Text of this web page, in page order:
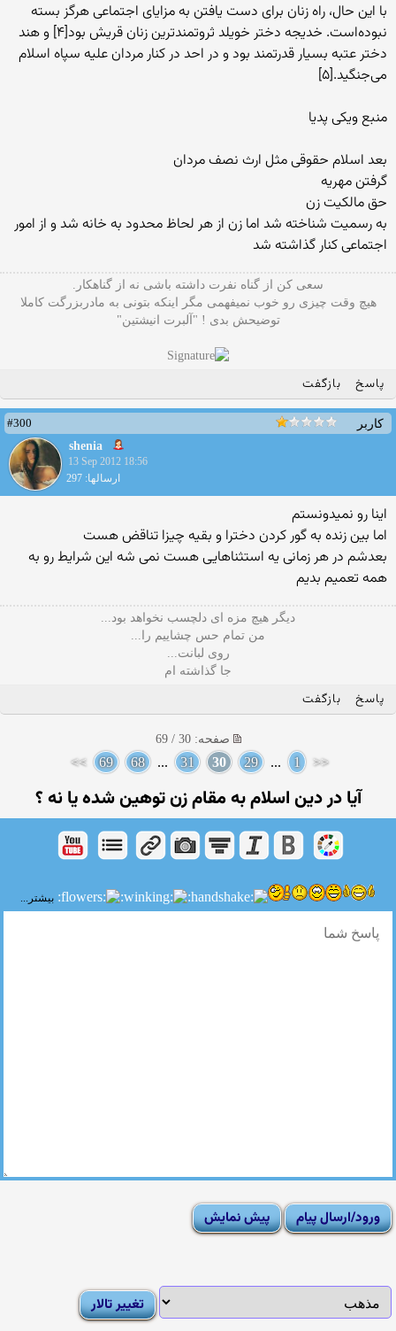
با این حال، راه زنان برای دست یافتن به مزایای اجتماعی هرگز بسته
نبوده‌است. خدیجه دختر خویلد ثروتمندترین زنان قریش بود[۴] و هند
دختر عتبه بسیار قدرتمند بود و در احد در کنار مردان علیه سپاه اسلام
می‌جنگید.[۵]
منبع ویکی پدیا
بعد اسلام حقوقی مثل ارث نصف مردان
گرفتن مهریه
حق مالکیت زن
به رسمیت شناخته شد اما زن از هر لحاظ محدود به خانه شد و از امور
اجتماعی کنار گذاشته شد
سعی کن از گناه نفرت داشته باشی نه از گناهکار.
هیچ وقت چیزی رو خوب نمیفهمی مگر اینکه بتونی به مادربزرگت کاملا
توضیحش بدی ! "آلبرت انیشتین"
پاسخ بازگفت
کاربر
#300
shenia
13 Sep 2012 18:56
ارسالها: 297
اینا رو نمیدونستم
اما بین زنده به گور کردن دخترا و بقیه چیزا تناقض هست
بعدشم در هر زمانی یه استثناهایی هست نمی شه این شرایط رو به
همه تعمیم بدیم
دیگر هیچ مزه ای دلچسب نخواهد بود...
من تمام حس چشاییم را...
روی لبانت...
جا گذاشته ام
پاسخ بازگفت
صفحه: 30 / 69
<<
1
...
29
30
31
...
68
69
>>
آیا در دین اسلام به مقام زن توهین شده یا نه ؟
بیشتر...